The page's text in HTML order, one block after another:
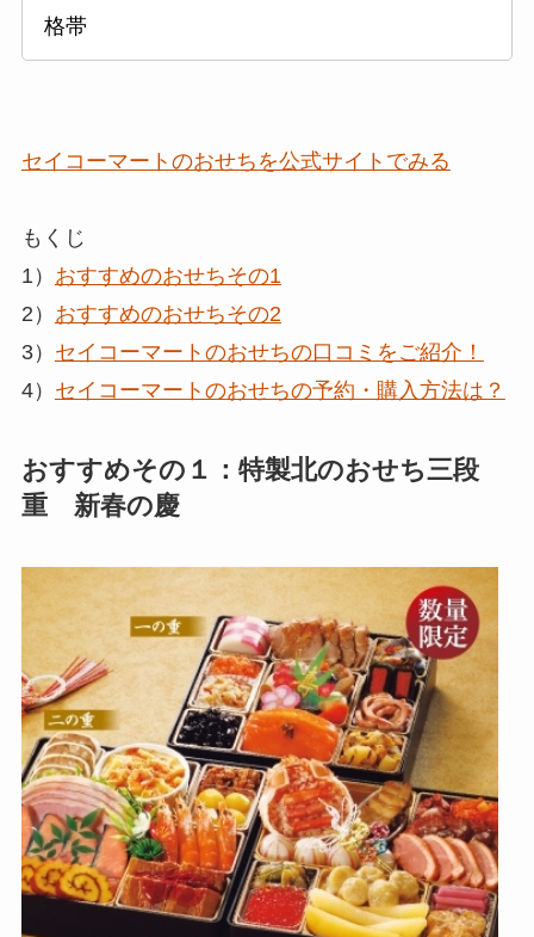
格帯
セイコーマートのおせちを公式サイトでみる
もくじ
1） おすすめのおせちその1
2） おすすめのおせちその2
3） セイコーマートのおせちの口コミをご紹介！
4） セイコーマートのおせちの予約・購入方法は？
おすすめその１：特製北のおせち三段
重 新春の慶